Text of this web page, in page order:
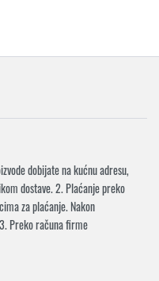
dobijate na kućnu adresu,
dostave. 2. Plaćanje preko
za plaćanje. Nakon
Preko računa firme